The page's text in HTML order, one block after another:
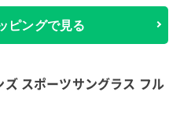
ピングで見る
ズ スポーツサングラス フル